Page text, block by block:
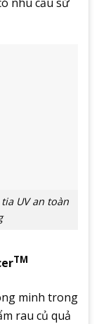
UV an toàn
TM
minh trong
rau củ quả